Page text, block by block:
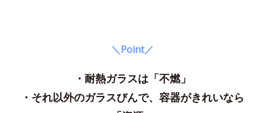
＼Point／
・耐熱ガラスは「不燃」
・それ以外のガラスびんで、容器がきれいなら